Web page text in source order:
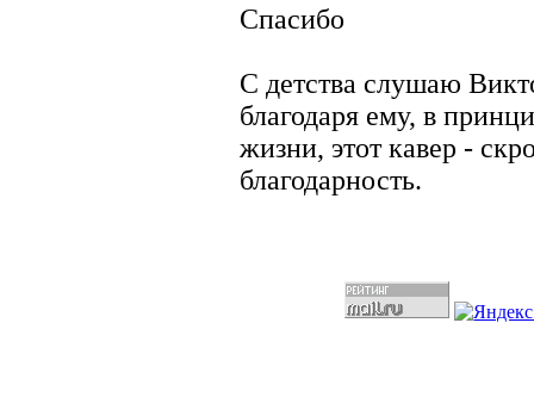
Спасибо
С детства слушаю
благодаря ему, в
жизни, этот кавер -
благодарность.